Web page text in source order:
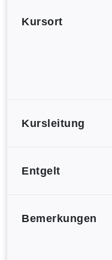
Kursort
Kursleitung
Entgelt
Bemerkungen